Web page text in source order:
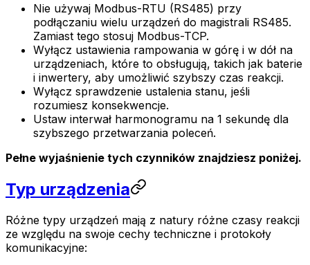
Nie używaj Modbus-RTU (RS485) przy
podłączaniu wielu urządzeń do magistrali RS485.
Zamiast tego stosuj Modbus-TCP.
Wyłącz ustawienia rampowania w górę i w dół na
urządzeniach, które to obsługują, takich jak baterie
i inwertery, aby umożliwić szybszy czas reakcji.
Wyłącz sprawdzenie ustalenia stanu, jeśli
rozumiesz konsekwencje.
Ustaw interwał harmonogramu na 1 sekundę dla
szybszego przetwarzania poleceń.
Pełne wyjaśnienie tych czynników znajdziesz poniżej.
Typ urządzenia
Różne typy urządzeń mają z natury różne czasy reakcji
ze względu na swoje cechy techniczne i protokoły
komunikacyjne: